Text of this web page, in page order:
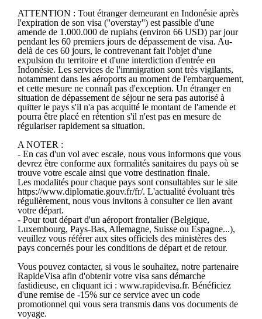
ATTENTION : Tout étranger demeurant en Indonésie après
l'expiration de son visa (''overstay'') est passible d'une
amende de 1.000.000 de rupiahs (environ 66 USD) par jour
pendant les 60 premiers jours de dépassement de visa. Au-
delà de ces 60 jours, le contrevenant fait l'objet d'une
expulsion du territoire et d'une interdiction d'entrée en
Indonésie. Les services de l'immigration sont très vigilants,
notamment dans les aéroports au moment de l'embarquement,
et cette mesure ne connaît pas d'exception. Un étranger en
situation de dépassement de séjour ne sera pas autorisé à
quitter le pays s'il n'a pas acquitté le montant de l'amende et
pourra être placé en rétention s'il n'est pas en mesure de
régulariser rapidement sa situation.
A NOTER :
- En cas d'un vol avec escale, nous vous informons que vous
devrez être conforme aux formalités sanitaires du pays où se
trouve votre escale ainsi que votre destination finale.
Les modalités pour chaque pays sont consultables sur le site
https://www.diplomatie.gouv.fr/fr/. L'actualité évoluant très
régulièrement, nous vous invitons à consulter ce lien avant
votre départ.
- Pour tout départ d'un aéroport frontalier (Belgique,
Luxembourg, Pays-Bas, Allemagne, Suisse ou Espagne...),
veuillez vous référer aux sites officiels des ministères des
pays concernés pour les conditions de départ et de retour.
Vous pouvez contacter, si vous le souhaitez, notre partenaire
RapideVisa afin d'obtenir votre visa sans démarche
fastidieuse, en cliquant ici : www.rapidevisa.fr. Bénéficiez
d'une remise de -15% sur ce service avec un code
promotionnel qui vous sera transmis dans vos documents de
voyage.